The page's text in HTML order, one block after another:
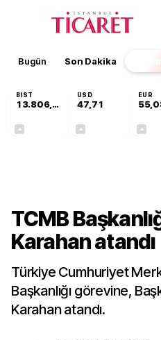
Bugün Son Dakika
BIST
13.806,14
USD
47,71
EUR
TCMB
Karahan atandı
Türkiye Cumhuriyet
Başkanlığı görevine,
Karahan atandı.